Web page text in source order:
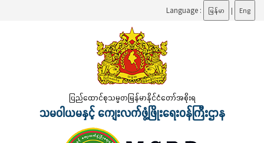
Language : မြန်မာ | Eng
ပြည်ထောင်စုသမ္မတမြန်မာနိုင်ငံတော်အစိုးရ
သမဝါယမနှင့် ကျေးလက်ဖွံ့ဖြိုးရေးဝန်ကြီးဌာန